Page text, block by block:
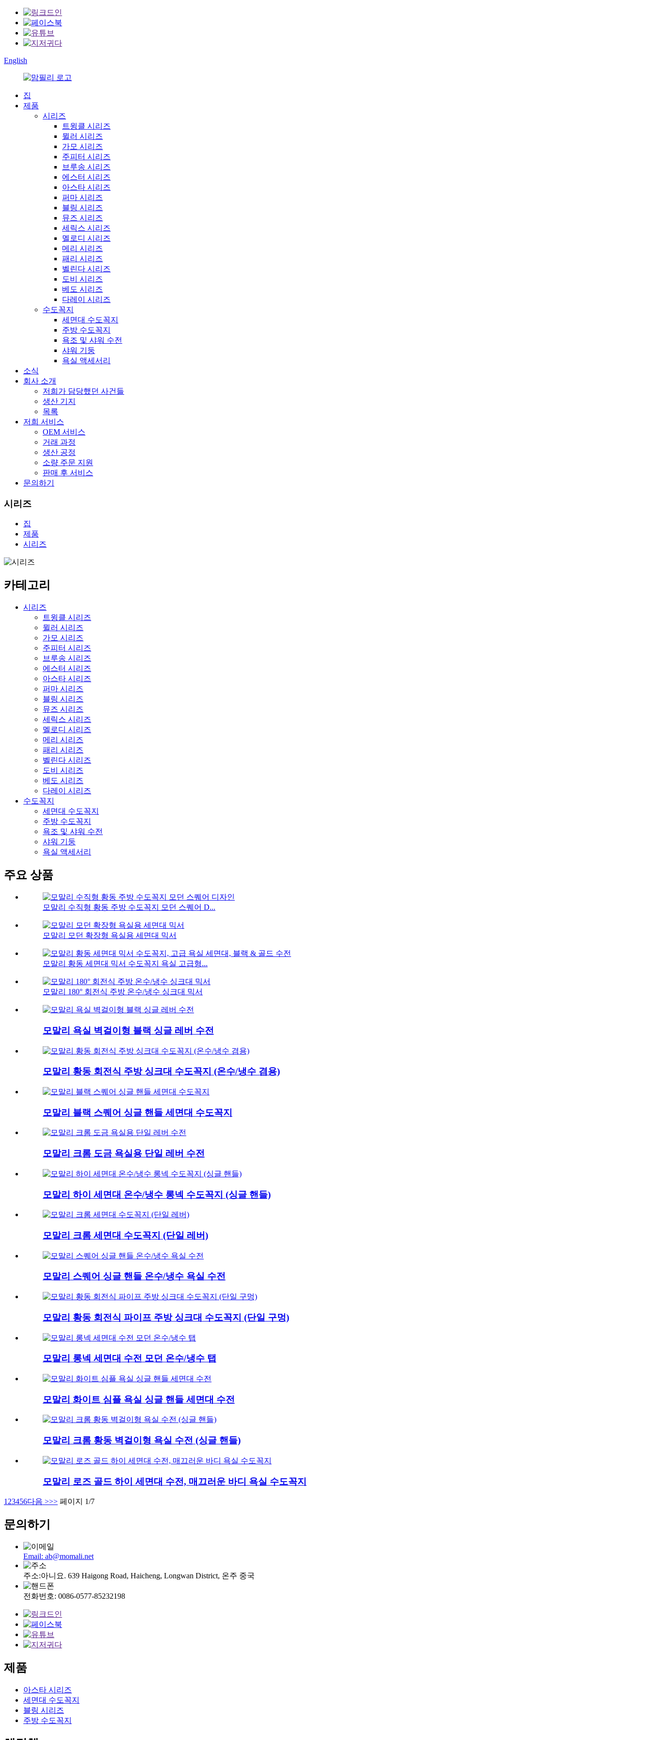
English
집
제품
시리즈
트윙클 시리즈
뮐러 시리즈
가모 시리즈
주피터 시리즈
브루송 시리즈
에스터 시리즈
아스타 시리즈
퍼마 시리즈
블링 시리즈
뮤즈 시리즈
세릭스 시리즈
멜로디 시리즈
메리 시리즈
패리 시리즈
벨린다 시리즈
도비 시리즈
베도 시리즈
다레이 시리즈
수도꼭지
세면대 수도꼭지
주방 수도꼭지
욕조 및 샤워 수전
샤워 기둥
욕실 액세서리
소식
회사 소개
저희가 담당했던 사건들
생산 기지
목록
저희 서비스
OEM 서비스
거래 과정
생산 공정
소량 주문 지원
판매 후 서비스
문의하기
시리즈
집
제품
시리즈
카테고리
시리즈
트윙클 시리즈
뮐러 시리즈
가모 시리즈
주피터 시리즈
브루송 시리즈
에스터 시리즈
아스타 시리즈
퍼마 시리즈
블링 시리즈
뮤즈 시리즈
세릭스 시리즈
멜로디 시리즈
메리 시리즈
패리 시리즈
벨린다 시리즈
도비 시리즈
베도 시리즈
다레이 시리즈
수도꼭지
세면대 수도꼭지
주방 수도꼭지
욕조 및 샤워 수전
샤워 기둥
욕실 액세서리
주요 상품
모말리 수직형 황동 주방 수도꼭지 모던 스퀘어 D...
모말리 모던 확장형 욕실용 세면대 믹서
모말리 황동 세면대 믹서 수도꼭지 욕실 고급형...
모말리 180° 회전식 주방 온수/냉수 싱크대 믹서
모말리 욕실 벽걸이형 블랙 싱글 레버 수전
모말리 황동 회전식 주방 싱크대 수도꼭지 (온수/냉수 겸용)
모말리 블랙 스퀘어 싱글 핸들 세면대 수도꼭지
모말리 크롬 도금 욕실용 단일 레버 수전
모말리 하이 세면대 온수/냉수 롱넥 수도꼭지 (싱글 핸들)
모말리 크롬 세면대 수도꼭지 (단일 레버)
모말리 스퀘어 싱글 핸들 온수/냉수 욕실 수전
모말리 황동 회전식 파이프 주방 싱크대 수도꼭지 (단일 구멍)
모말리 롱넥 세면대 수전 모던 온수/냉수 탭
모말리 화이트 심플 욕실 싱글 핸들 세면대 수전
모말리 크롬 황동 벽걸이형 욕실 수전 (싱글 핸들)
모말리 로즈 골드 하이 세면대 수전, 매끄러운 바디 욕실 수도꼭지
1 23456다음 >>> 페이지 1/7
문의하기
Email: ab@momali.net
주소:아니요. 639 Haigong Road, Haicheng, Longwan District, 온주 중국
전화번호: 0086-0577-85232198
제품
아스타 시리즈
세면대 수도꼭지
블링 시리즈
주방 수도꼭지